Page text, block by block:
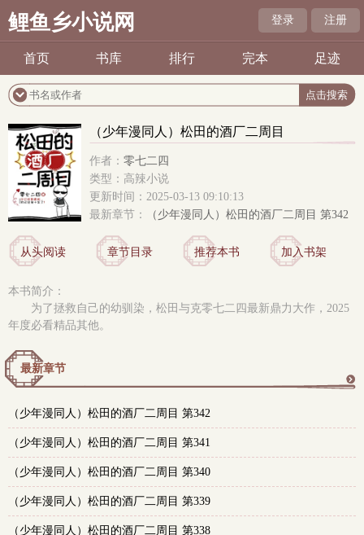
鲤鱼乡小说网 登录 注册
首页 书库 排行 完本 足迹
（少年漫同人）松田的酒厂二周目
作者： 零七二四
类型：高辣小说
更新时间：2025-03-13 09:10:13
最新章节：
（少年漫同人）松田的酒厂二周目 第342
从头阅读 章节目录 推荐本书 加入书架
本书简介：
为了拯救自己的幼驯染，松田与克零七二四最新鼎力大作，2025
年度必看精品其他。
最新章节
（少年漫同人）松田的酒厂二周目 第342
（少年漫同人）松田的酒厂二周目 第341
（少年漫同人）松田的酒厂二周目 第340
（少年漫同人）松田的酒厂二周目 第339
（少年漫同人）松田的酒厂二周目 第338